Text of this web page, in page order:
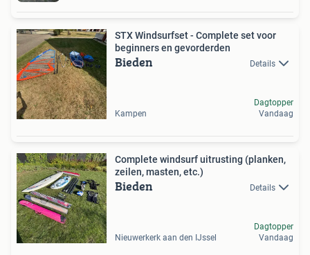
STX Windsurfset - Complete set voor
beginners en gevorderden
Bieden Details
Kampen
Dagtopper
Vandaag
Complete windsurf uitrusting (planken,
zeilen, masten, etc.)
Bieden Details
Nieuwerkerk aan den IJssel
Dagtopper
Vandaag